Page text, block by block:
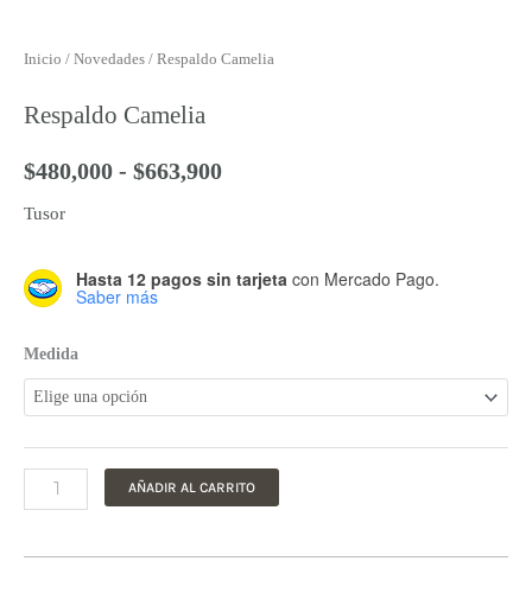
Inicio / Novedades / Respaldo Camelia
Respaldo Camelia
$480,000 - $663,900Rango
$480,000
Tusor
Hasta 12 pagos sin tarjeta con Mercado Pago.
Saber más
Medida
Respaldo
Camelia
AÑADIR AL CARRITO